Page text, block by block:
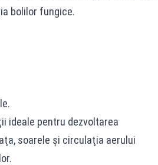
bolilor fungice.
ideale pentru dezvoltarea
soarele şi circulaţia aerului